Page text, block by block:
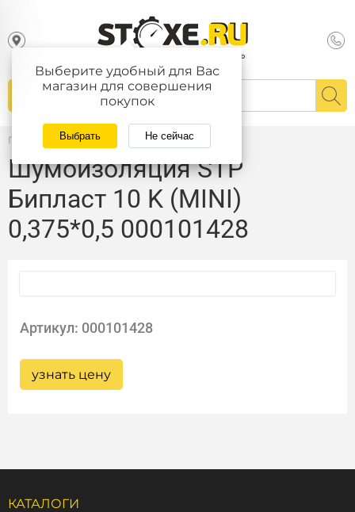
Выберите удобный для Вас
магазин для совершения
покупок
Выбрать Не сейчас
Главная / Каталог
Шумоизоляция STP
Бипласт 10 K (MINI)
0,375*0,5 000101428
Артикул: 000101428
узнать цену
КАТАЛОГИ